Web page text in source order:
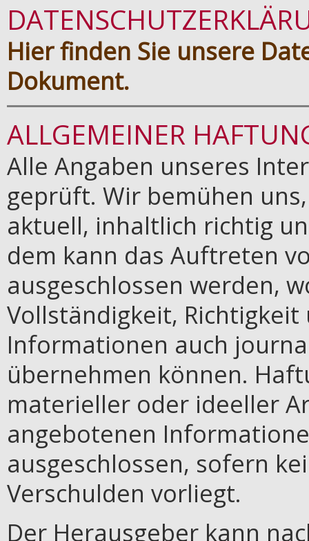
Hier finden Sie unsere
Dokument.
ALLGEMEINER
Alle Angaben unseres
geprüft. Wir bemühen
aktuell, inhaltlich richtig
dem kann das Auftreten
ausgeschlossen werden,
Vollständigkeit,
Informationen auch
übernehmen können.
materieller oder ideeller
angebotenen
ausgeschlossen, sofern
Verschulden vorliegt.
Der Herausgeber kann